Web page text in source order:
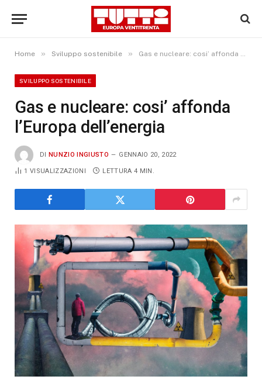
Home » Sviluppo sostenibile » Gas e nucleare: cosi’ affonda l’Europa dell’energia
SVILUPPO SOSTENIBILE
Gas e nucleare: cosi’ affonda
l’Europa dell’energia
DI NUNZIO INGIUSTO GENNAIO 20, 2022
1VISUALIZZAZIONI LETTURA 4 MIN.